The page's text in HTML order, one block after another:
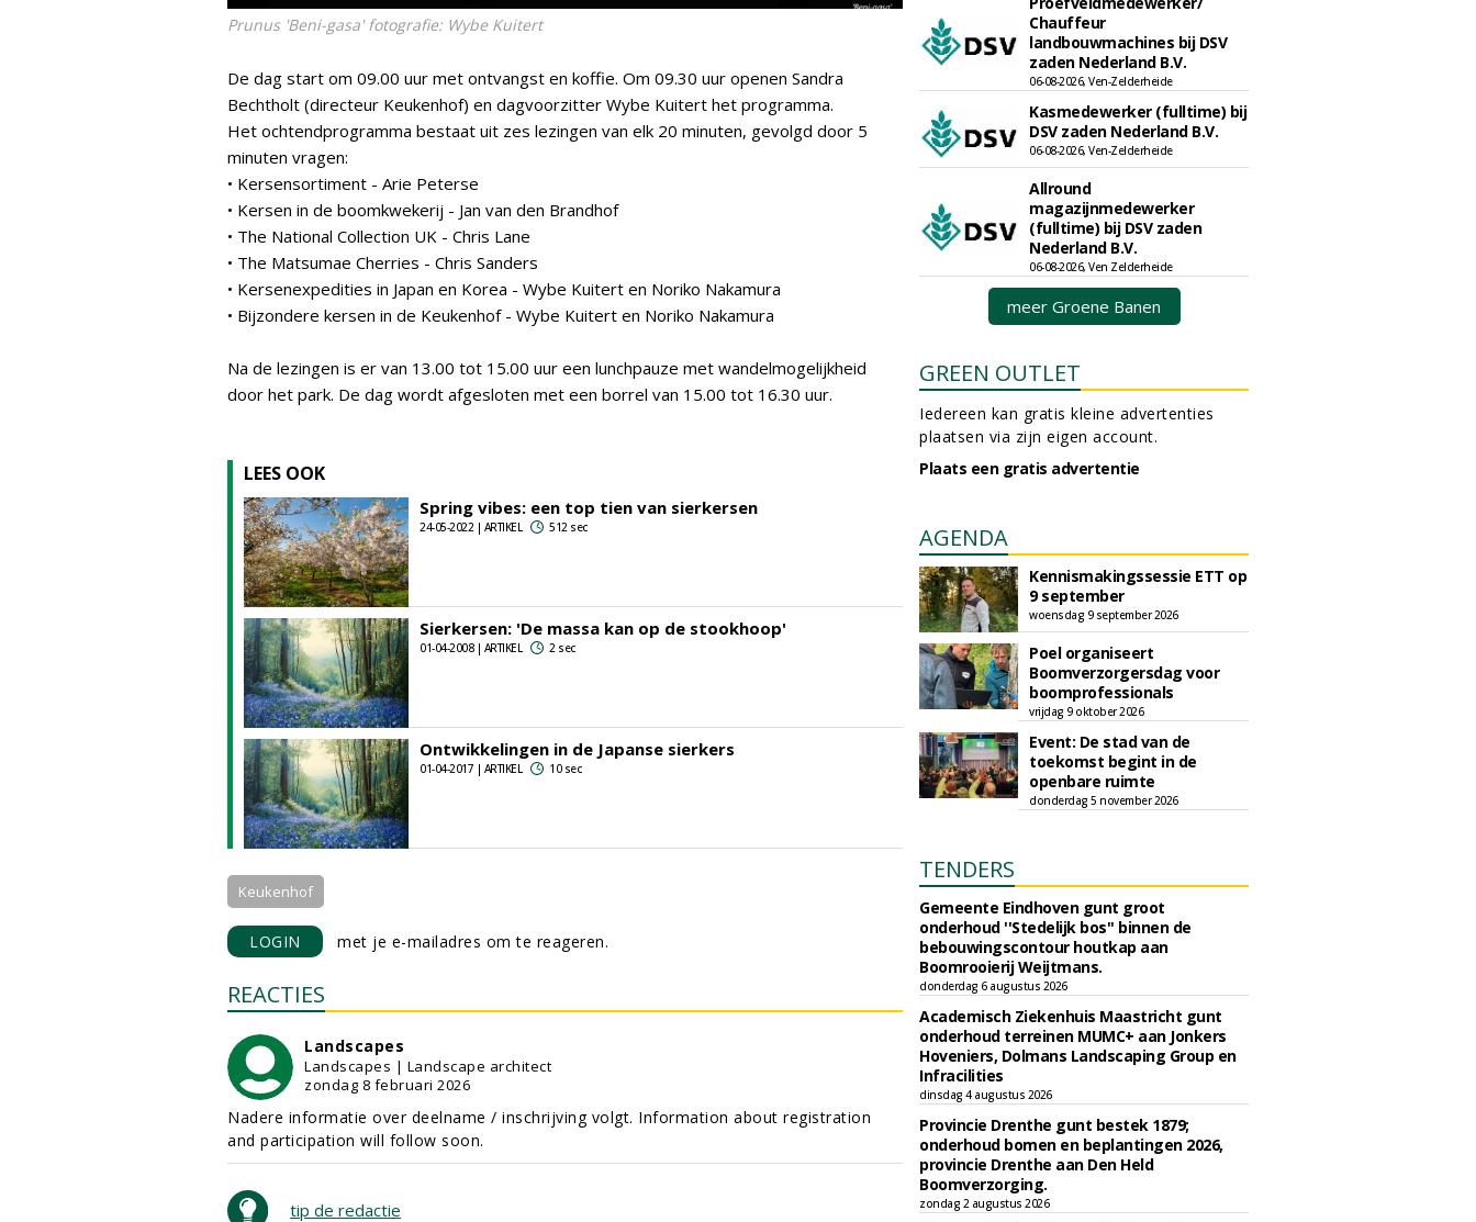
Prunus 'Beni-gasa' fotografie: Wybe Kuitert
De dag start om 09.00 uur met ontvangst en koffie. Om 09.30 uur openen Sandra
Bechtholt (directeur Keukenhof) en dagvoorzitter Wybe Kuitert het programma.
Het ochtendprogramma bestaat uit zes lezingen van elk 20 minuten, gevolgd door 5
minuten vragen:
• Kersensortiment - Arie Peterse
• Kersen in de boomkwekerij - Jan van den Brandhof
• The National Collection UK - Chris Lane
• The Matsumae Cherries - Chris Sanders
• Kersenexpedities in Japan en Korea - Wybe Kuitert en Noriko Nakamura
• Bijzondere kersen in de Keukenhof - Wybe Kuitert en Noriko Nakamura
Na de lezingen is er van 13.00 tot 15.00 uur een lunchpauze met wandelmogelijkheid
door het park. De dag wordt afgesloten met een borrel van 15.00 tot 16.30 uur.
LEES OOK
Spring vibes: een top tien van sierkersen
24-05-2022 | ARTIKEL 512 sec
Sierkersen: 'De massa kan op de stookhoop'
01-04-2008 | ARTIKEL 2 sec
Ontwikkelingen in de Japanse sierkers
01-04-2017 | ARTIKEL 10 sec
Keukenhof
LOGIN met je e-mailadres om te reageren.
REACTIES
Landscapes
Landscapes | Landscape architect
zondag 8 februari 2026
Nadere informatie over deelname / inschrijving volgt. Information about registration
and participation will follow soon.
tip de redactie
Chauffeur
landbouwmachines bij DSV
zaden Nederland B.V.
06-08-2026, Ven-Zelderheide
Kasmedewerker (fulltime) bij
DSV zaden Nederland B.V.
06-08-2026, Ven-Zelderheide
Allround
magazijnmedewerker
(fulltime) bij DSV zaden
Nederland B.V.
06-08-2026, Ven Zelderheide
meer Groene Banen
GREEN OUTLET
Iedereen kan gratis kleine advertenties
plaatsen via zijn eigen account.
Plaats een gratis advertentie
AGENDA
Kennismakingssessie ETT op
9 september
woensdag 9 september 2026
Poel organiseert
Boomverzorgersdag voor
boomprofessionals
vrijdag 9 oktober 2026
Event: De stad van de
toekomst begint in de
openbare ruimte
donderdag 5 november 2026
TENDERS
Gemeente Eindhoven gunt groot
onderhoud ''Stedelijk bos'' binnen de
bebouwingscontour houtkap aan
Boomrooierij Weijtmans.
donderdag 6 augustus 2026
Academisch Ziekenhuis Maastricht gunt
onderhoud terreinen MUMC+ aan Jonkers
Hoveniers, Dolmans Landscaping Group en
Infracilities
dinsdag 4 augustus 2026
Provincie Drenthe gunt bestek 1879;
onderhoud bomen en beplantingen 2026,
provincie Drenthe aan Den Held
Boomverzorging.
zondag 2 augustus 2026